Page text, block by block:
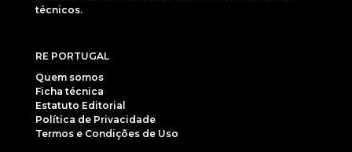
técnicos.
RE PORTUGAL
Quem somos
Ficha técnica
Estatuto Editorial
Política de Privacidade
Termos e Condições de Uso